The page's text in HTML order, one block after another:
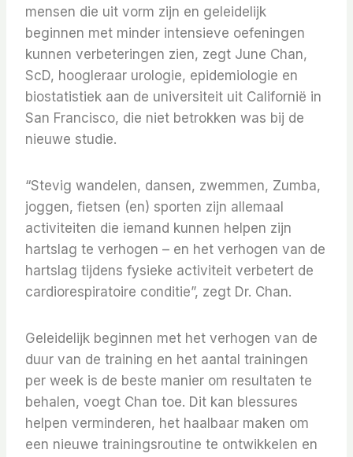
mensen die uit vorm zijn en geleidelijk
beginnen met minder intensieve oefeningen
kunnen verbeteringen zien, zegt June Chan,
ScD, hoogleraar urologie, epidemiologie en
biostatistiek aan de universiteit uit Californië in
San Francisco, die niet betrokken was bij de
nieuwe studie.
“Stevig wandelen, dansen, zwemmen, Zumba,
joggen, fietsen (en) sporten zijn allemaal
activiteiten die iemand kunnen helpen zijn
hartslag te verhogen – en het verhogen van de
hartslag tijdens fysieke activiteit verbetert de
cardiorespiratoire conditie”, zegt Dr. Chan.
Geleidelijk beginnen met het verhogen van de
duur van de training en het aantal trainingen
per week is de beste manier om resultaten te
behalen, voegt Chan toe. Dit kan blessures
helpen verminderen, het haalbaar maken om
een ​​nieuwe trainingsroutine te ontwikkelen en